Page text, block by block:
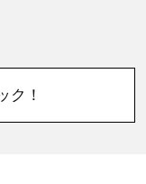
ク！